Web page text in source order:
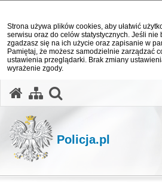
Strona używa plików cookies, aby ułatwić
serwisu oraz do celów statystycznych. Jeśli nie
zgadzasz się na ich użycie oraz zapisanie w
Pamiętaj, że możesz samodzielnie zarządzać
ustawienia przeglądarki. Brak zmiany
wyrażenie zgody.
Policja.pl